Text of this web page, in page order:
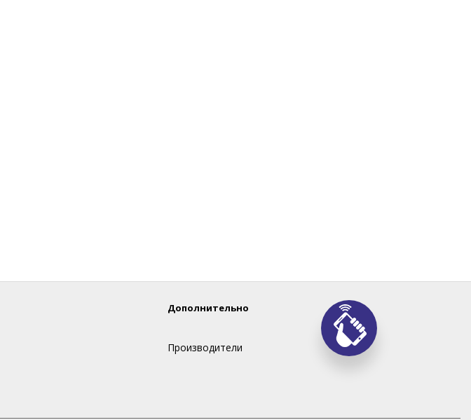
Дополнительно
Производители